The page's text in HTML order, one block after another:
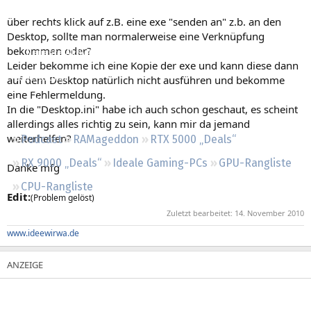
Neue Beiträge
Neueste Aktivitäten
Leserartikel
Regeln
Podcast RAMageddon
RTX 5000 „Deals“
RX 9000 „Deals“
Ideale Gaming-PCs
GPU-Rangliste
CPU-Rangliste
über rechts klick auf z.B. eine exe "senden an" z.b. an den
Desktop, sollte man normalerweise eine Verknüpfung
bekommen oder?
Leider bekomme ich eine Kopie der exe und kann diese dann
auf dem Desktop natürlich nicht ausführen und bekomme
eine Fehlermeldung.
In die "Desktop.ini" habe ich auch schon geschaut, es scheint
allerdings alles richtig zu sein, kann mir da jemand
weiterhelfen?
Danke mfg
Edit:(Problem gelöst)
Zuletzt bearbeitet: 14. November 2010
www.ideewirwa.de